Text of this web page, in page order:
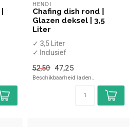
HENDI
Chafing dish rond |
Glazen deksel | 3,5
Liter
✓ 3,5 Liter
✓ Inclusief
✓ ø390x(h)270mm
52,50 47,25
Beschikbaarheid laden..